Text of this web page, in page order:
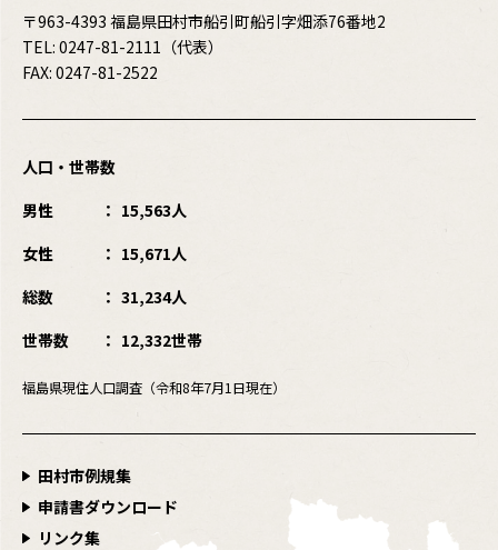
〒963-4393 福島県田村市船引町船引字畑添76番地2
TEL: 0247-81-2111 （代表）
FAX: 0247-81-2522
人口・世帯数
男性
15,563人
女性
15,671人
総数
31,234人
世帯数
12,332世帯
福島県現住人口調査（令和8年7月1日現在）
田村市例規集
申請書ダウンロード
リンク集